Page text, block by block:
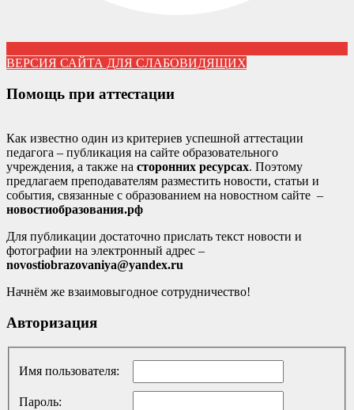
ВЕРСИЯ САЙТА ДЛЯ СЛАБОВИДЯЩИХ
Помощь при аттестации
Как известно один из критериев успешной аттестации
педагога – публикация на сайте образовательного
учреждения, а также на сторонних ресурсах. Поэтому
предлагаем преподавателям разместить новости, статьи и
события, связанные с образованием на новостном сайте –
новостиобразования.рф
Для публикации достаточно прислать текст новости и
фотографии на электронный адрес –
novostiobrazovaniya@yandex.ru
Начнём же взаимовыгодное сотрудничество!
Авторизация
Имя пользователя:
Пароль: